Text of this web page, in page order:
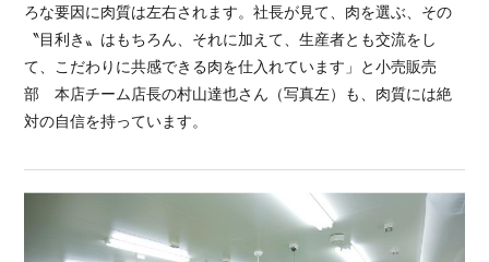
ろな要因に肉質は左右されます。社長が見て、肉を選ぶ、その
〝目利き〟はもちろん、それに加えて、生産者とも交流をし
て、こだわりに共感できる肉を仕入れています」と小売販売
部 本店チーム店長の村山達也さん（写真左）も、肉質には絶
対の自信を持っています。